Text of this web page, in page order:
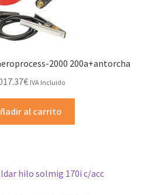
2000 200a+antorcha
€ IVA Incluido
al carrito